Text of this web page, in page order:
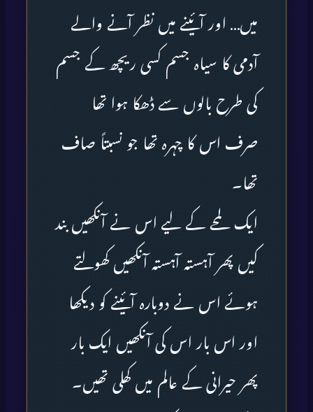
میں… اور آئینے میں نظر آنے والے
آدمی کا سیاہ جسم کسی ریچھ کے جسم
کی طرح بالوں سے ڈھکا ہوا تھا
صرف اس کا چہرہ تھا جو نسبتاً صاف
تھا۔
ایک لمحے کے لیے اس نے آنکھیں بند
کیں پھر آہستہ آہستہ آنکھیں کھولتے
ہوئے اس نے دوبارہ آئینے کو دیکھا
اور اس بار اس کی آنکھیں ایک بار
پھر حیرانی کے عالم میں کھلی تھیں۔